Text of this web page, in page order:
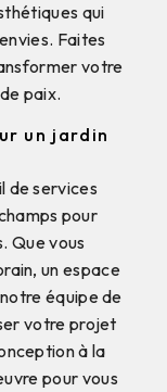
qui
Faites
votre
paix.
un jardin
de services
pour
Que vous
un espace
équipe de
votre projet
à la
pour vous